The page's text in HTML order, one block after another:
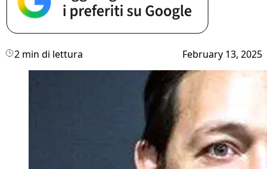
2 min di lettura February 13, 2025